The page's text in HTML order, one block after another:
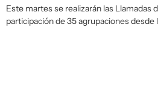
Este martes se realizarán las Llamadas
participación de 35 agrupaciones desde